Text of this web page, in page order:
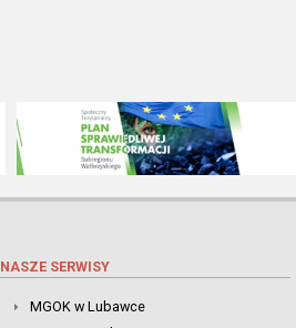
NASZE SERWISY
MGOK w Lubawce